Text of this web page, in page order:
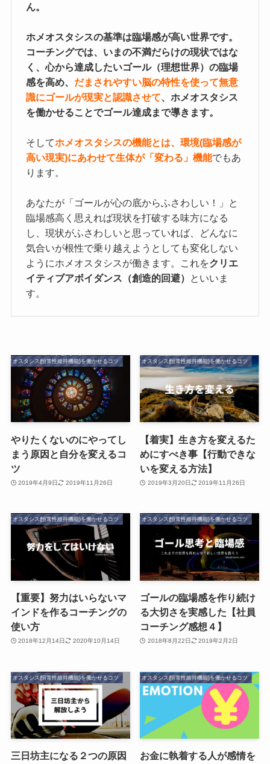
ん。
ホメオスタシスの基準は臨場感が高い世界です。
コーチングでは、いまの不満だらけの現状ではな
く、心から達成したいゴール（理想世界）の臨場
感を高め、 だまされやすい脳の特性を使って無意
識にゴールが現実と認識させて、ホメオスタシス
を働かせることでゴール達成まで導きます。
そしてホメオスタシスの機能とは、環境(臨場感が
高い現実)にあわせて生体が「変わる」機能でもあ
ります。
あなたが「ゴールが心の底からふさわしい！」と
臨場感高く思えれば現状を打破する味方になる
し、現状がふさわしいと思っていれば、どんなに
気合いが根性で乗り越えようとしても変化しない
ようにホメオスタシスが働きます。これをクリエ
イティブアボイダンス（創造的回避）
といいま
す。
ホメオスタシス(恒常性維持機能)を働かせるコツ
やりたくないのにやってし
まう原因と自分を変えるコ
ツ
2019年4月9日 2019年11月26日
ホメオスタシス(恒常性維持機能)を働かせるコツ
【着実】生き方を変えるた
めにすべき事【行動できな
いを変える方法】
2019年3月20日 2019年11月26日
ホメオスタシス(恒常性維持機能)を働かせるコツ
【重要】努力はいらないマ
インドを作るコーチングの
使い方
2018年12月14日 2020年10月14日
ホメオスタシス(恒常性維持機能)を働かせるコツ
ゴールの臨場感を作り続け
る大切さを実感した【社員
コーチング感想４】
2018年8月22日 2019年2月2日
ホメオスタシス(恒常性維持機能)を働かせるコツ
三日坊主になる２つの原因
ホメオスタシス(恒常性維持機能)を働かせるコツ
お金に執着する人が感情を